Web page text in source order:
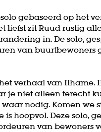
gebaseerd op het
liefst zit Ruud rustig
in. De solo,
van buurtbewoners
verhaal van Ilhame.
je niet alleen terecht
nodig. Komen we
hoopvol. Deze solo,
van bewoners